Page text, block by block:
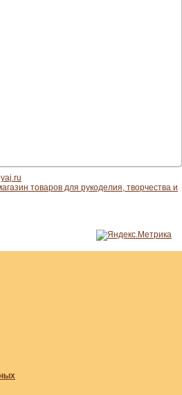
товаров для рукоделия, творчества и